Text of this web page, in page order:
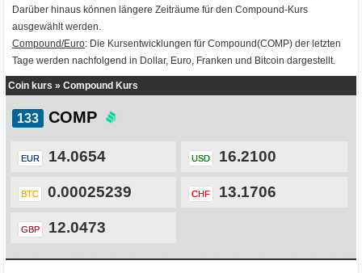
Darüber hinaus können längere Zeiträume für den Compound-Kurs
ausgewählt werden.
Compound/Euro: Die Kursentwicklungen für Compound(COMP) der letzten
Tage werden nachfolgend in Dollar, Euro, Franken und Bitcoin dargestellt.
Coin kurs » Compound Kurs
COMP
EUR 14.0654 USD 16.2100
BTC 0.00025239 CHF 13.1706
GBP 12.0473